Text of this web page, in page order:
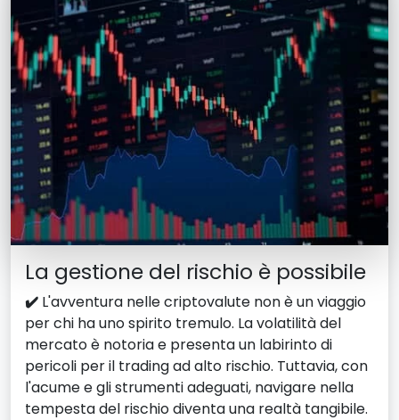
La gestione del rischio è possibile
✔️ L'avventura nelle criptovalute non è un viaggio
per chi ha uno spirito tremulo. La volatilità del
mercato è notoria e presenta un labirinto di
pericoli per il trading ad alto rischio. Tuttavia, con
l'acume e gli strumenti adeguati, navigare nella
tempesta del rischio diventa una realtà tangibile.